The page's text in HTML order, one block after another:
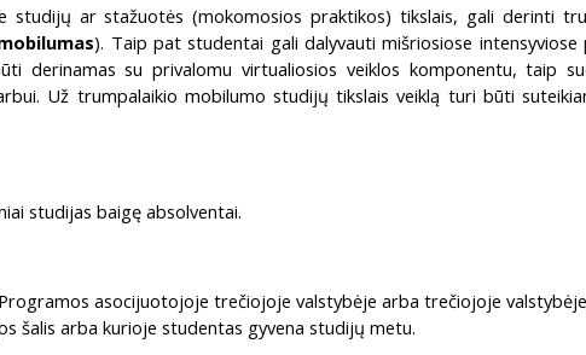
studijų ar stažuotės (mokomosios praktikos) tikslais, gali derinti
). Taip pat studentai gali dalyvauti mišriosiose
su privalomu virtualiosios veiklos komponentu, taip
Už trumpalaikio mobilumo studijų tikslais veiklą turi būti
studijas baigę absolventai.
asocijuotojoje trečiojoje valstybėje arba trečiojoje
šalis arba kurioje studentas gyvena studijų metu.